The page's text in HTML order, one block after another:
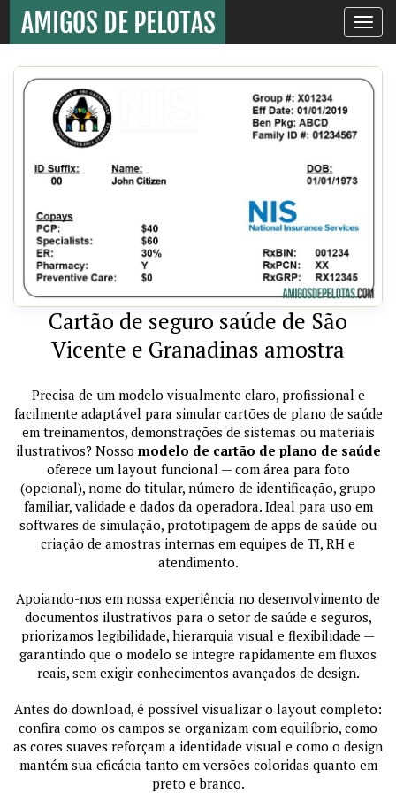
Toggle
Cartão de seguro saúde de São
Vicente e Granadinas amostra
Precisa de um modelo visualmente claro, profissional e
facilmente adaptável para simular cartões de plano de saúde
em treinamentos, demonstrações de sistemas ou materiais
ilustrativos? Nosso modelo de cartão de plano de saúde
oferece um layout funcional — com área para foto
(opcional), nome do titular, número de identificação, grupo
familiar, validade e dados da operadora. Ideal para uso em
softwares de simulação, prototipagem de apps de saúde ou
criação de amostras internas em equipes de TI, RH e
atendimento.
Apoiando-nos em nossa experiência no desenvolvimento de
documentos ilustrativos para o setor de saúde e seguros,
priorizamos legibilidade, hierarquia visual e flexibilidade —
garantindo que o modelo se integre rapidamente em fluxos
reais, sem exigir conhecimentos avançados de design.
Antes do download, é possível visualizar o layout completo:
confira como os campos se organizam com equilíbrio, como
as cores suaves reforçam a identidade visual e como o design
mantém sua eficácia tanto em versões coloridas quanto em
preto e branco.